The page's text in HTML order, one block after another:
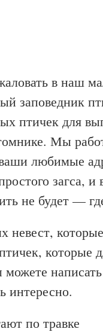
в наш
заповедник
птичек для
Мы
любимые
загса,
не будет —
невест,
которые
можете
интересно.
по травке